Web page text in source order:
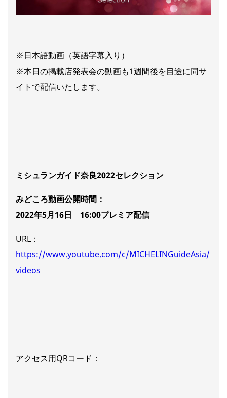
※日本語動画（英語字幕入り）
※本日の掲載店発表会の動画も1週間後を目途に同サ
イトで配信いたします。
ミシュランガイド奈良2022セレクション
みどころ動画公開時間：
2022年5月16日 16:00プレミア配信
URL：
https://www.youtube.com/c/MICHELINGuideAsia/
videos
アクセス用QRコード：